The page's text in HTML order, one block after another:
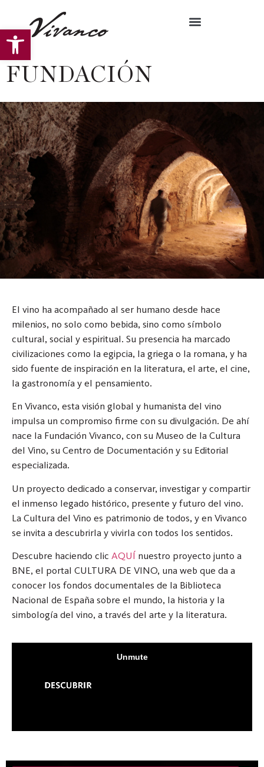
Abrir barra de herramientas
FUNDACIÓN
El vino ha acompañado al ser humano desde hace
milenios, no solo como bebida, sino como símbolo
cultural, social y espiritual. Su presencia ha marcado
civilizaciones como la egipcia, la griega o la romana, y ha
sido fuente de inspiración en la literatura, el arte, el cine,
la gastronomía y el pensamiento.
En Vivanco, esta visión global y humanista del vino
impulsa un compromiso firme con su divulgación. De ahí
nace la Fundación Vivanco, con su Museo de la Cultura
del Vino, su Centro de Documentación y su Editorial
especializada.
Un proyecto dedicado a conservar, investigar y compartir
el inmenso legado histórico, presente y futuro del vino.
La Cultura del Vino es patrimonio de todos, y en Vivanco
se invita a descubrirla y vivirla con todos los sentidos.
Descubre haciendo clic AQUÍ nuestro proyecto junto a
BNE, el portal CULTURA DE VINO, una web que da a
conocer los fondos documentales de la Biblioteca
Nacional de España sobre el mundo, la historia y la
simbología del vino, a través del arte y la literatura.